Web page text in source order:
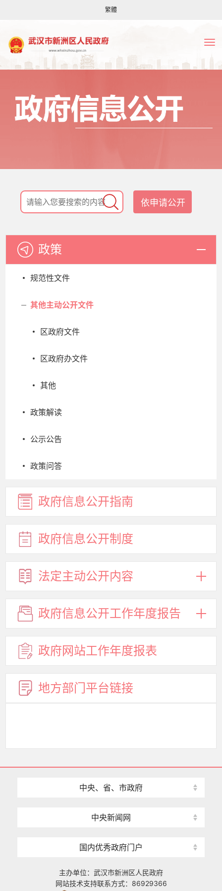
繁體
依申请公开
政策
规范性文件
其他主动公开文件
区政府文件
区政府办文件
其他
政策解读
公示公告
政策问答
政府信息公开指南
政府信息公开制度
法定主动公开内容
政府信息公开工作年度报告
政府网站工作年度报表
地方部门平台链接
中央、省、市政府
中央新闻网
国内优秀政府门户
主办单位：武汉市新洲区人民政府
网站技术支持联系方式：86929366